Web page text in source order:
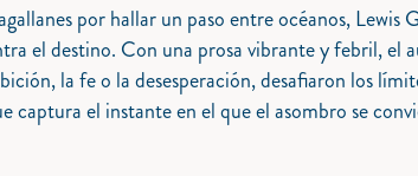
por hallar un paso entre océanos, Lewis
el destino. Con una prosa vibrante y febril, el
la fe o la desesperación, desafiaron los
captura el instante en el que el asombro se